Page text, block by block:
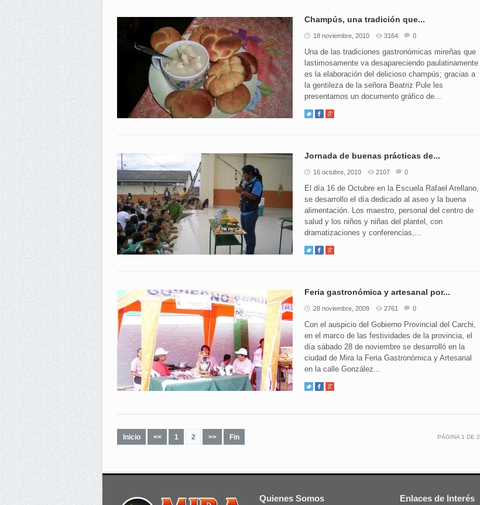
Champús, una tradición que...
18 noviembre, 2010 3164 0
Una de las tradiciones gastronómicas mireñas que
lastimosamente va desapareciendo paulatinamente
es la elaboración del delicioso champús; gracias a
la gentileza de la señora Beatriz Pule les
presentamos un documento gráfico de...
Jornada de buenas prácticas de...
16 octubre, 2010 2107 0
El día 16 de Octubre en la Escuela Rafael Arellano,
se desarrollo el día dedicado al aseo y la buena
alimentación. Los maestro, personal del centro de
salud y los niños y niñas del plantel, con
dramatizaciones y conferencias,...
Feria gastronómica y artesanal por...
28 noviembre, 2009 2761 0
Con el auspicio del Gobierno Provincial del Carchi,
en el marco de las festividades de la provincia, el
día sábado 28 de noviembre se desarrolló en la
ciudad de Mira la Feria Gastronómica y Artesanal
en la calle González...
Inicio << 1 2 >> Fin PÁGINA 1 DE 2
Quienes Somos Enlaces de Interés